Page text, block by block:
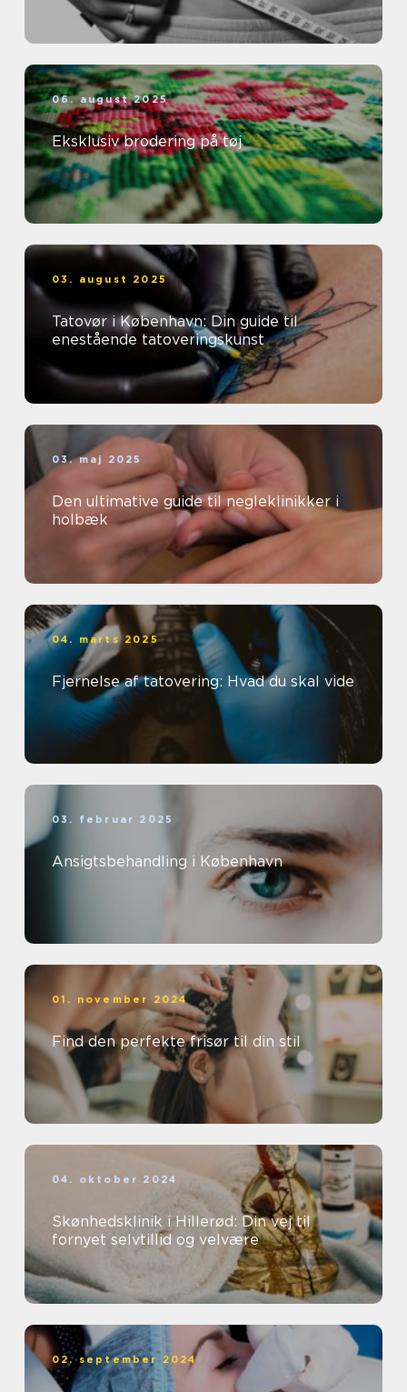
06. august 2025
Eksklusiv brodering på tøj
03. august 2025
Tatovør i København: Din guide til
enestående tatoveringskunst
03. maj 2025
Den ultimative guide til negleklinikker i
holbæk
04. marts 2025
Fjernelse af tatovering: Hvad du skal vide
03. februar 2025
Ansigtsbehandling i København
01. november 2024
Find den perfekte frisør til din stil
04. oktober 2024
Skønhedsklinik i Hillerød: Din vej til
fornyet selvtillid og velvære
02. september 2024